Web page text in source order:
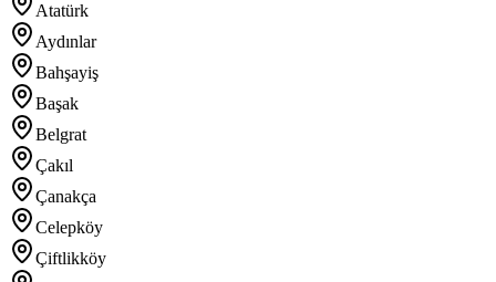
Atatürk
Aydınlar
Bahşayiş
Başak
Belgrat
Çakıl
Çanakça
Celepköy
Çiftlikköy